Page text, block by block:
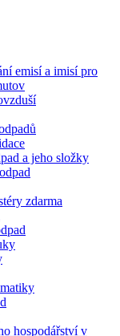
emisí a imisí pro
a jeho složky
zdarma
hospodářství v